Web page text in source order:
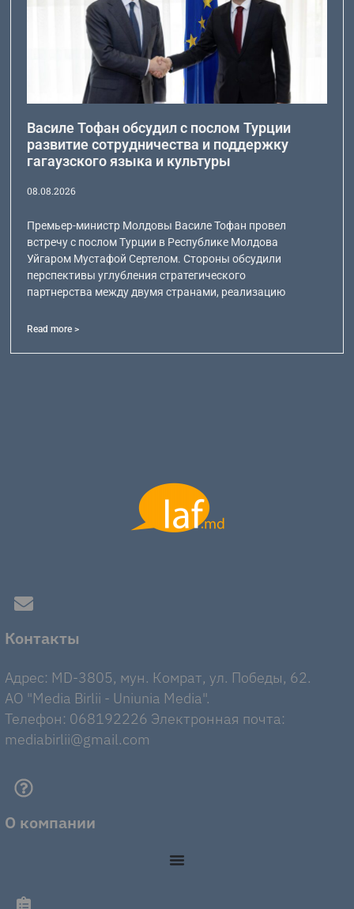
Василе Тофан обсудил с послом Турции
развитие сотрудничества и поддержку
гагаузского языка и культуры
08.08.2026
Премьер-министр Молдовы Василе Тофан провел
встречу с послом Турции в Республике Молдова
Уйгаром Мустафой Сертелом. Стороны обсудили
перспективы углубления стратегического
партнерства между двумя странами, реализацию
Read more >
Контакты
Адрес: MD-3805, мун. Комрат, ул. Победы, 62.
AO "Media Birlii - Uniunia Media".
Телефон: 068192226 Электронная почта:
mediabirlii@gmail.com
О компании